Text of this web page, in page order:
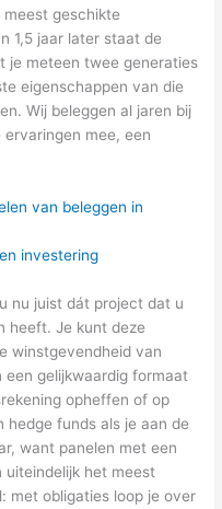
meest geschikte
1,5 jaar later staat de
je meteen twee generaties
eigenschappen van die
Wij beleggen al jaren bij
mee, een
van beleggen in
investering
nu juist dát project dat u
heeft. Je kunt deze
winstgevendheid van
gelijkwaardig formaat
opheffen of op
hedge funds als je aan de
want panelen met een
het meest
met obligaties loop je over